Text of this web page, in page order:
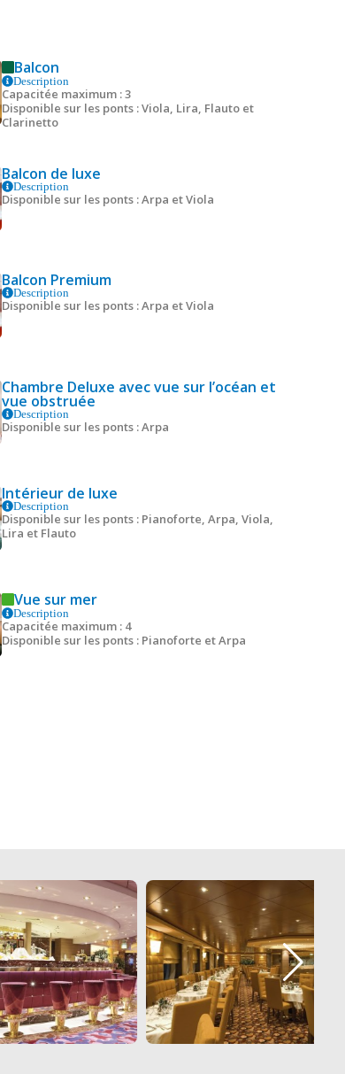
Balcon
Description
Capacitée maximum : 3
Disponible sur les ponts : Viola, Lira, Flauto et
Clarinetto
Balcon de luxe
Description
Disponible sur les ponts : Arpa et Viola
Balcon Premium
Description
Disponible sur les ponts : Arpa et Viola
Chambre Deluxe avec vue sur l’océan et
vue obstruée
Description
Disponible sur les ponts : Arpa
Intérieur de luxe
Description
Disponible sur les ponts : Pianoforte, Arpa, Viola,
Lira et Flauto
Vue sur mer
Description
Capacitée maximum : 4
Disponible sur les ponts : Pianoforte et Arpa